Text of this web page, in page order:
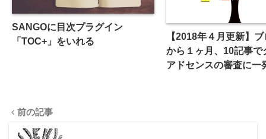
SANGOに目次プラグイン
「TOC+」をいれる
【2018年４月更新】
から１ヶ月、10記事で
アドセンスの審査に一
前の記事